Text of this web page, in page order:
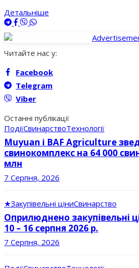
Детальніше
Читайте нас у:
Facebook
Telegram
Viber
Останні публікації
ПодіїСвинарствоТехнології
Muyuan і BAF Agriculture
свинокомплекс на 64 000
млн
7 Серпня, 2026
★Закупівельні ціниСвинарство
Оприлюднено закупівельні
10 – 16 серпня 2026 р.
7 Серпня, 2026